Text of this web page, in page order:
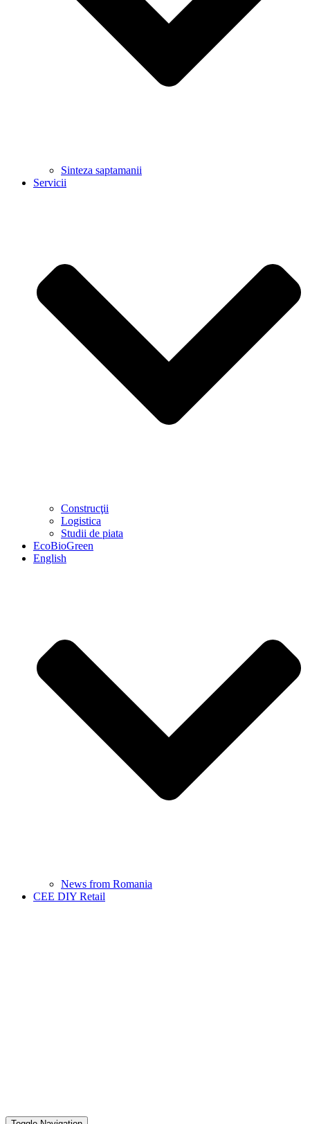
Sinteza saptamanii
Servicii
Construcţii
Logistica
Studii de piata
EcoBioGreen
English
News from Romania
CEE DIY Retail